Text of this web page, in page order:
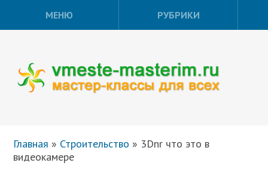
МЕНЮ РУБРИКИ
Главная » Строительство » 3Dnr что это в
видеокамере